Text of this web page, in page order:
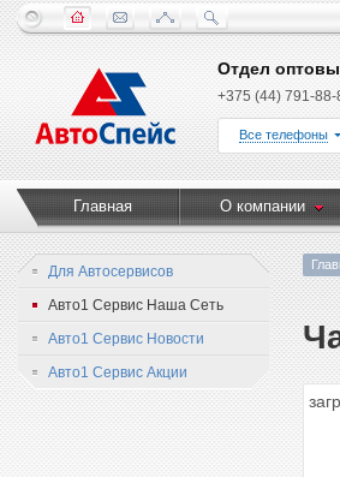
Отдел
+375 (44) 791-
Все телефоны
Главная О компании
Для Автосервисов
Авто1 Сервис Наша Сеть
Авто1 Сервис Новости
Авто1 Сервис Акции